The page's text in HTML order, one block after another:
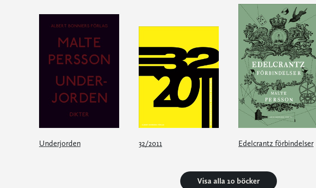
Underjorden 32/2011 Edelcrantz förbindelser
Visa alla 10 böcker